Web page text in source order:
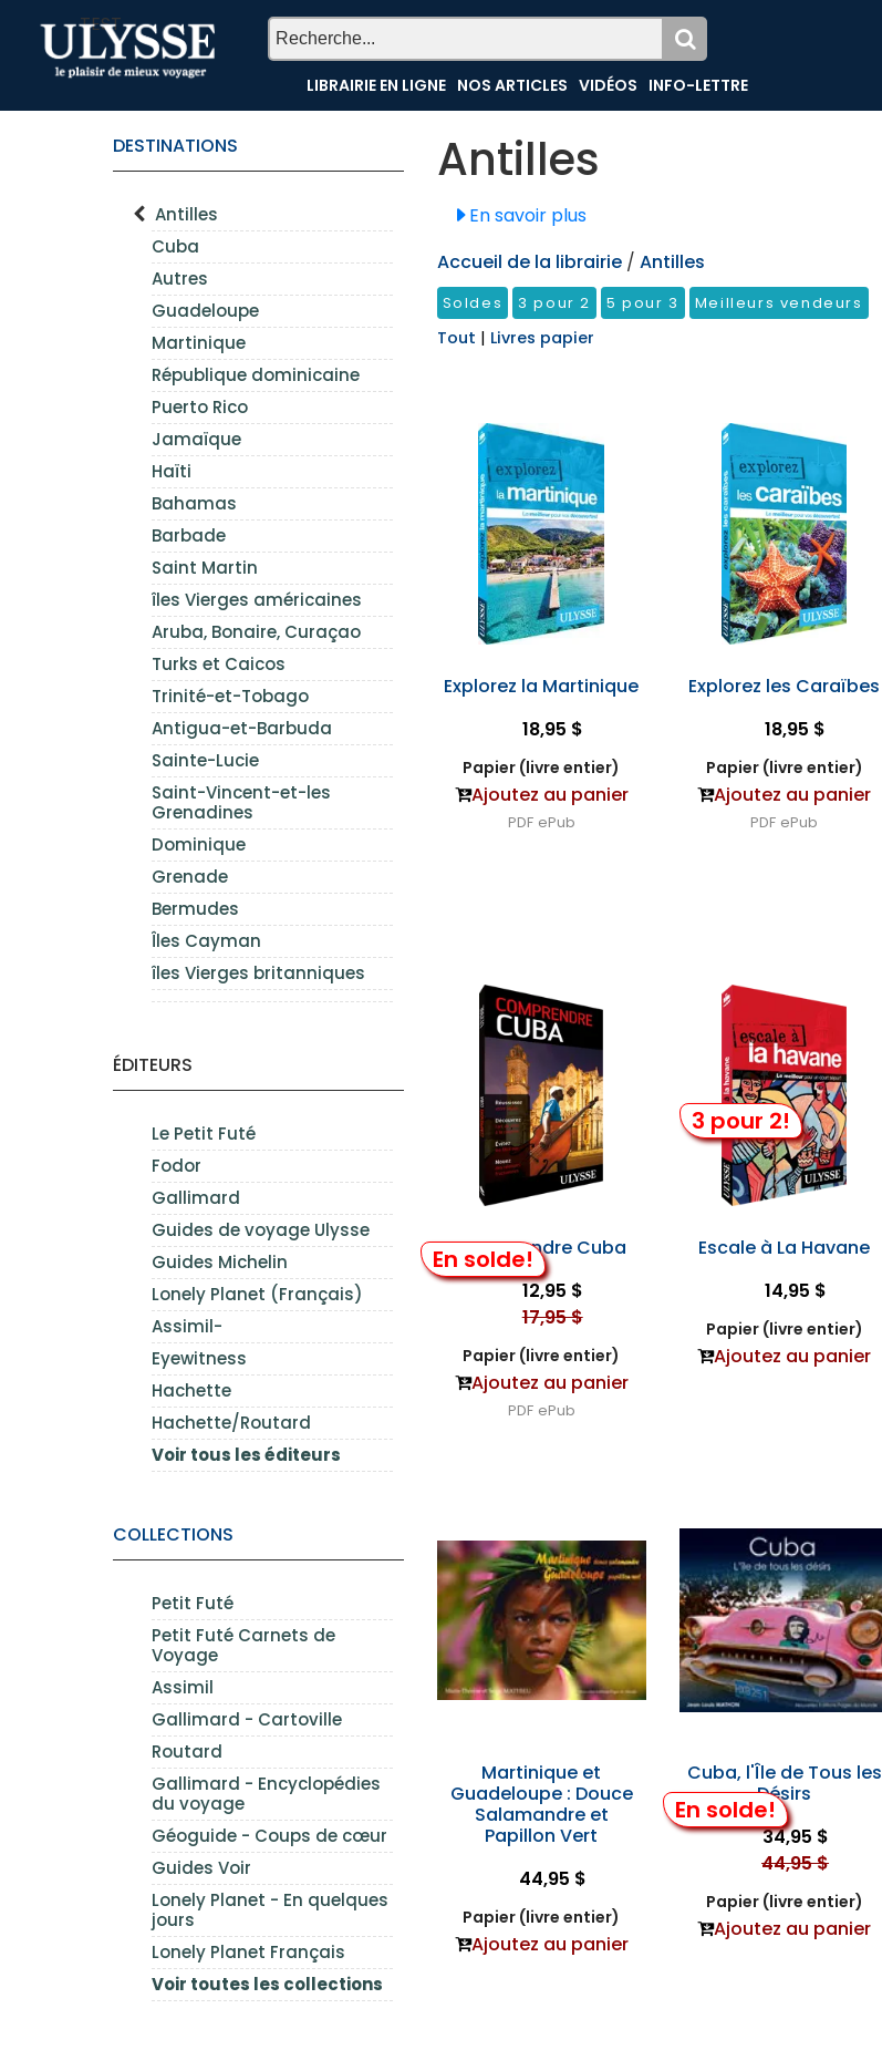
TEST
LIBRAIRIE EN LIGNE NOS ARTICLES VIDÉOS INFO-LETTRE
DESTINATIONS
Antilles
Cuba
Autres
Guadeloupe
Martinique
République dominicaine
Puerto Rico
Jamaïque
Haïti
Bahamas
Barbade
Saint Martin
îles Vierges américaines
Aruba, Bonaire, Curaçao
Turks et Caicos
Trinité-et-Tobago
Antigua-et-Barbuda
Sainte-Lucie
Saint-Vincent-et-les
Grenadines
Dominique
Grenade
Bermudes
Îles Cayman
îles Vierges britanniques
ÉDITEURS
Le Petit Futé
Fodor
Gallimard
Guides de voyage Ulysse
Guides Michelin
Lonely Planet (Français)
Assimil-
Eyewitness
Hachette
Hachette/Routard
Voir tous les éditeurs
COLLECTIONS
Petit Futé
Petit Futé Carnets de
Voyage
Assimil
Gallimard - Cartoville
Routard
Gallimard - Encyclopédies
du voyage
Géoguide - Coups de cœur
Guides Voir
Lonely Planet - En quelques
jours
Lonely Planet Français
Voir toutes les collections
Antilles
En savoir plus
Accueil de la librairie / Antilles
Soldes 3 pour 2 5 pour 3 Meilleurs vendeurs
Tout | Livres papier
Explorez la Martinique
18,95 $
Papier (livre entier)
Ajoutez au panier
PDF ePub
Explorez les Caraïbes
18,95 $
Papier (livre entier)
Ajoutez au panier
PDF ePub
En solde!
Comprendre Cuba
12,95 $
17,95 $
Papier (livre entier)
Ajoutez au panier
PDF ePub
3 pour 2!
Escale à La Havane
14,95 $
Papier (livre entier)
Ajoutez au panier
Martinique et
Guadeloupe : Douce
Salamandre et
Papillon Vert
44,95 $
Papier (livre entier)
Ajoutez au panier
En solde!
Cuba, l'Île de Tous les
Désirs
34,95 $
44,95 $
Papier (livre entier)
Ajoutez au panier